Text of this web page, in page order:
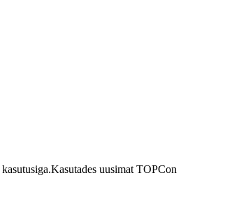
uusimat TOPCon